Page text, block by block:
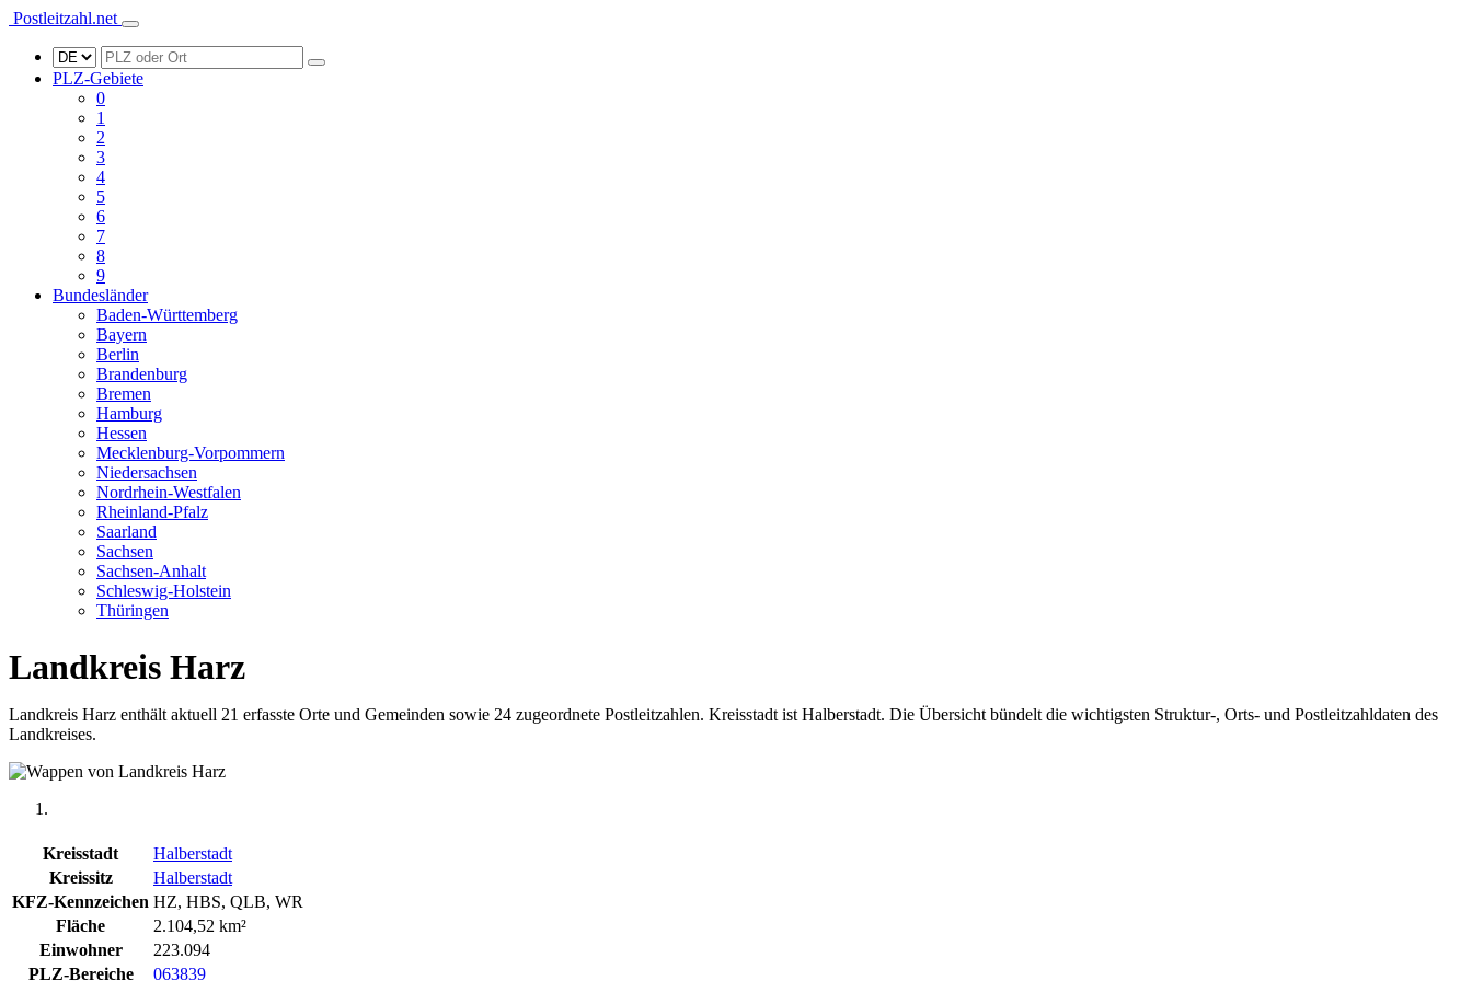
Postleitzahl.net
PLZ-Gebiete
0
1
2
3
4
5
6
7
8
9
Bundesländer
Baden-Württemberg
Bayern
Berlin
Brandenburg
Bremen
Hamburg
Hessen
Mecklenburg-Vorpommern
Niedersachsen
Nordrhein-Westfalen
Rheinland-Pfalz
Saarland
Sachsen
Sachsen-Anhalt
Schleswig-Holstein
Thüringen
Landkreis Harz
Landkreis Harz enthält aktuell 21 erfasste Orte und Gemeinden sowie 24 zugeordnete Postleitzahlen. Kreisstadt ist Halberstadt. Die Übersicht bündelt die wichtigsten Struktur-, Orts- und Postleitzahldaten des
Landkreises.
Kreisstadt
Halberstadt
Kreissitz
Halberstadt
KFZ-Kennzeichen HZ, HBS, QLB, WR
Fläche
2.104,52 km²
Einwohner
223.094
PLZ-Bereiche
063839